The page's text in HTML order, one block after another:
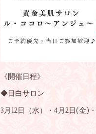
《開催日程》
◆目白サロン
3月12日（水）・4月2日(金)